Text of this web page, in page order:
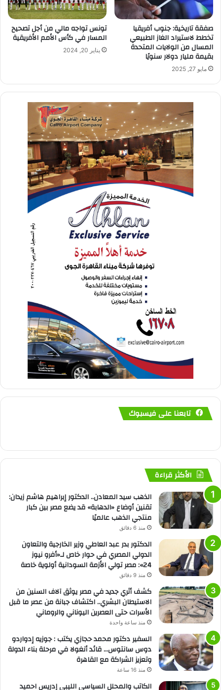
صفقة تاريخية: جنوب أفريقيا
تخطط لاستيراد الغاز الطبيعي
المسال من الولايات المتحدة
بقيمة مليار دولار سنويًا
مايو 27, 2025
تونس تواجه مالي من أجل تصحيح
المسار في كأس الأمم الأفريقية
يناير 20, 2024
تابعنا على فيسبوك
الأكثر قراءة
الذهب سيد المعادن.. الدكتور إبراهيم هاشم زيدان:
تقنين أوضاع «الدهابة» قد يضع مصر بين كبار
منتجي الذهب عالميًا
منذ 6 دقائق
الدكتور بدر عبد العاطي وزير الخارجية والتعاون
الدولي المصري في حوار خاص لـ«أفرو نيوز
24»: مصر تولي الأزمة السودانية أولوية خاصة
منذ 9 دقائق
كشف أثري جديد في مصر يوثق آلاف السنين من
الاستيطان البشري.. اكتشاف جبانة من عصر ما قبل
الأسرات حتى العصرين اليوناني والروماني
منذ ساعة واحدة
السفير دكتور محمد حجازي يكتب : جوزيه إدواردو
دوس سانتوس… قائد أنغولا في مرحلة بناء الدولة
وتعزيز الشراكة مع القاهرة
منذ 16 ساعة
الكاتب والمحلل السياسي الليبي إدريس احميد